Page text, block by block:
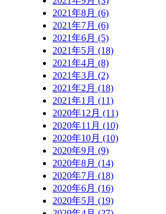
2021年8月 (6)
2021年7月 (6)
2021年6月 (5)
2021年5月 (18)
2021年4月 (8)
2021年3月 (2)
2021年2月 (18)
2021年1月 (11)
2020年12月 (11)
2020年11月 (10)
2020年10月 (10)
2020年9月 (9)
2020年8月 (14)
2020年7月 (18)
2020年6月 (16)
2020年5月 (19)